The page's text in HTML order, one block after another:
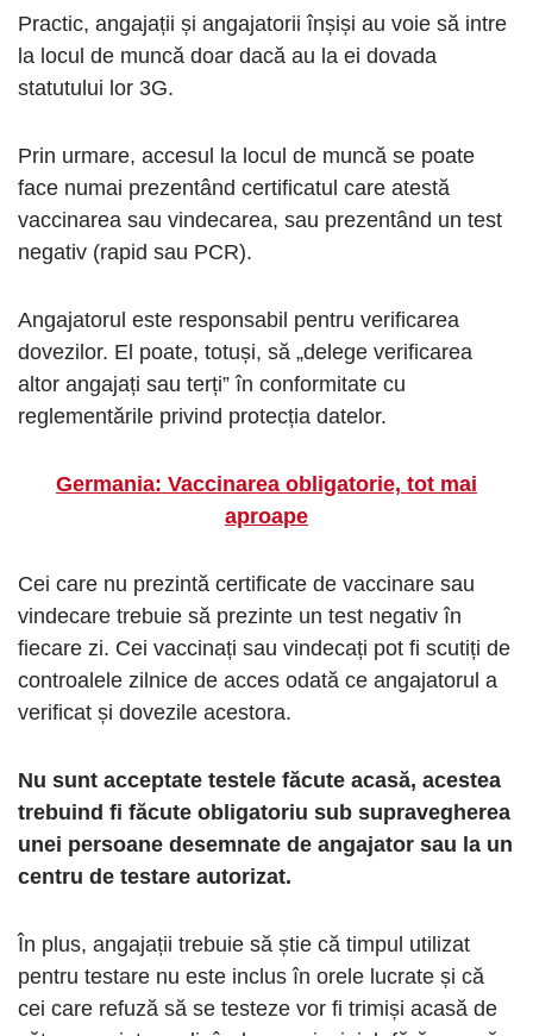
Practic, angajații și angajatorii înșiși au voie să intre
la locul de muncă doar dacă au la ei dovada
statutului lor 3G.
Prin urmare, accesul la locul de muncă se poate
face numai prezentând certificatul care atestă
vaccinarea sau vindecarea, sau prezentând un test
negativ (rapid sau PCR).
Angajatorul este responsabil pentru verificarea
dovezilor. El poate, totuși, să „delege verificarea
altor angajați sau terți” în conformitate cu
reglementările privind protecția datelor.
Germania: Vaccinarea obligatorie, tot mai
aproape
Cei care nu prezintă certificate de vaccinare sau
vindecare trebuie să prezinte un test negativ în
fiecare zi. Cei vaccinați sau vindecați pot fi scutiți de
controalele zilnice de acces odată ce angajatorul a
verificat și dovezile acestora.
Nu sunt acceptate testele făcute acasă, acestea
trebuind fi făcute obligatoriu sub supravegherea
unei persoane desemnate de angajator sau la un
centru de testare autorizat.
În plus, angajații trebuie să știe că timpul utilizat
pentru testare nu este inclus în orele lucrate și că
cei care refuză să se testeze vor fi trimiși acasă de